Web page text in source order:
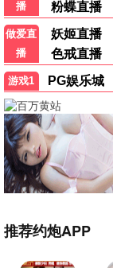
科幻 / 未来 / 史诗
繁花续集